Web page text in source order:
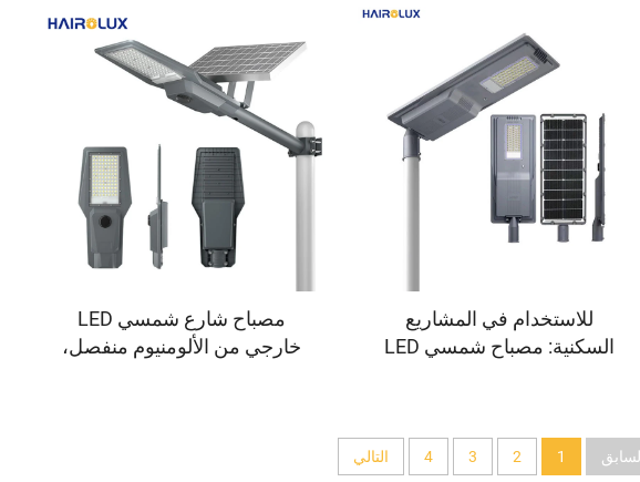
١٠٠ واط و٢٠٠ واط و٣٠٠ واط
على أعمدة الإنارة
ومصنوع من مادة ABS، ومقاوم
للماء وفق معيار IP65
للاستخدام في المشاريع
السكنية: مصباح شمسي LED
مصباح شارع شمسي LED
خارجي من الألومنيوم منفصل،
السابق 1
2
3
4 التالي